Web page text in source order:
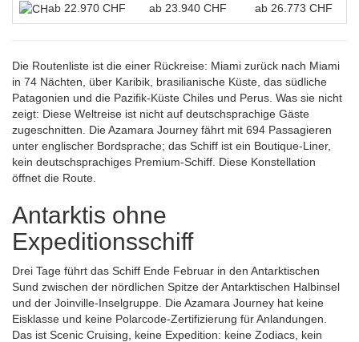
ab 22.970 CHF ab 23.940 CHF ab 26.773 CHF
Die Routenliste ist die einer Rückreise: Miami zurück nach Miami
in 74 Nächten, über Karibik, brasilianische Küste, das südliche
Patagonien und die Pazifik-Küste Chiles und Perus. Was sie nicht
zeigt: Diese Weltreise ist nicht auf deutschsprachige Gäste
zugeschnitten. Die Azamara Journey fährt mit 694 Passagieren
unter englischer Bordsprache; das Schiff ist ein Boutique-Liner,
kein deutschsprachiges Premium-Schiff. Diese Konstellation
öffnet die Route.
Antarktis ohne
Expeditionsschiff
Drei Tage führt das Schiff Ende Februar in den Antarktischen
Sund zwischen der nördlichen Spitze der Antarktischen Halbinsel
und der Joinville-Inselgruppe. Die Azamara Journey hat keine
Eisklasse und keine Polarcode-Zertifizierung für Anlandungen.
Das ist Scenic Cruising, keine Expedition: keine Zodiacs, kein